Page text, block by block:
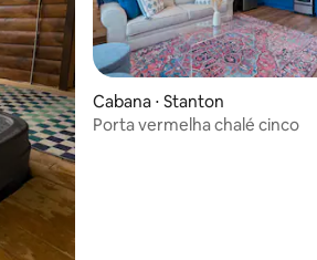
Cabana ⋅ Stanton
Porta vermelha chalé cinco